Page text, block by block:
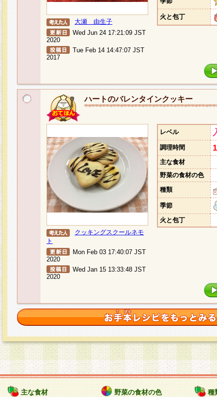
大瀬 由生子
Wed Jun 24 17:21:09 JST
2020
Tue Feb 14 14:47:07 JST
2017
火と包丁
ハートのバレンタインクッキー
クッキングスクールネモ
ト
Mon Feb 03 17:40:07 JST
2020
Wed Jan 15 13:33:48 JST
2020
レベル
調理時間
主な食材
野菜の食材の色
種類
季節
火と包丁
主な食材 野菜の食材の色 種